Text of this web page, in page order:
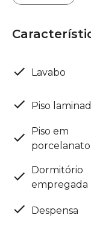
Lavabo
Piso
Piso em
porcelanato
Dormitório
empregada
Despensa